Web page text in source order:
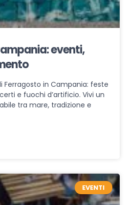
eventi,
Ferragosto in Campania: feste
e fuochi d’artificio. Vivi un
tra mare, tradizione e
EVENTI